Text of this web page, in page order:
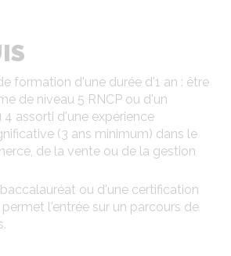
formation d'une durée d'1 an : être
de niveau 5 RNCP ou d'un
assorti d'une expérience
(3 ans minimum) dans le
de la vente ou de la gestion
ou d'une certification
permet l'entrée sur un parcours de